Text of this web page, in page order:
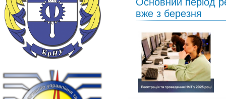
вже з березня